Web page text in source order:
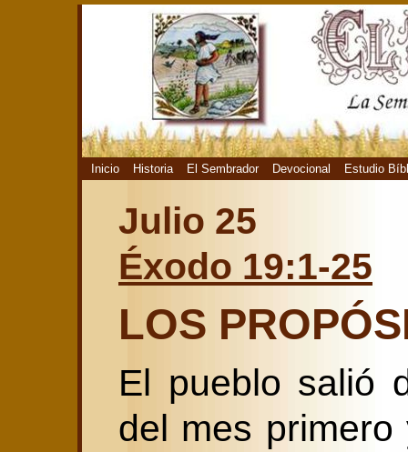
Inicio Historia El Sembrador Devocional Estudio
Julio 25
Éxodo 19:1-25
LOS
El pueblo salió
del mes